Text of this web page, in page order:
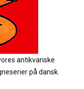
antikvariske
på dansk.